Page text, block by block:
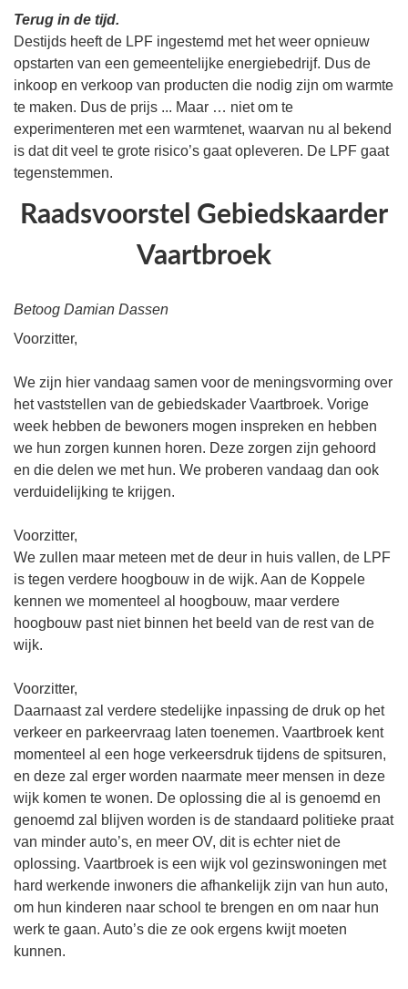
Terug in de tijd.
Destijds heeft de LPF ingestemd met het weer opnieuw
opstarten van een gemeentelijke energiebedrijf. Dus de
inkoop en verkoop van producten die nodig zijn om warmte
te maken. Dus de prijs ... Maar … niet om te
experimenteren met een warmtenet, waarvan nu al bekend
is dat dit veel te grote risico’s gaat opleveren. De LPF gaat
tegenstemmen.
Raadsvoorstel Gebiedskaarder
Vaartbroek
Betoog Damian Dassen
Voorzitter,
We zijn hier vandaag samen voor de meningsvorming over
het vaststellen van de gebiedskader Vaartbroek. Vorige
week hebben de bewoners mogen inspreken en hebben
we hun zorgen kunnen horen. Deze zorgen zijn gehoord
en die delen we met hun. We proberen vandaag dan ook
verduidelijking te krijgen.
Voorzitter,
We zullen maar meteen met de deur in huis vallen, de LPF
is tegen verdere hoogbouw in de wijk. Aan de Koppele
kennen we momenteel al hoogbouw, maar verdere
hoogbouw past niet binnen het beeld van de rest van de
wijk.
Voorzitter,
Daarnaast zal verdere stedelijke inpassing de druk op het
verkeer en parkeervraag laten toenemen. Vaartbroek kent
momenteel al een hoge verkeersdruk tijdens de spitsuren,
en deze zal erger worden naarmate meer mensen in deze
wijk komen te wonen. De oplossing die al is genoemd en
genoemd zal blijven worden is de standaard politieke praat
van minder auto’s, en meer OV, dit is echter niet de
oplossing. Vaartbroek is een wijk vol gezinswoningen met
hard werkende inwoners die afhankelijk zijn van hun auto,
om hun kinderen naar school te brengen en om naar hun
werk te gaan. Auto’s die ze ook ergens kwijt moeten
kunnen.